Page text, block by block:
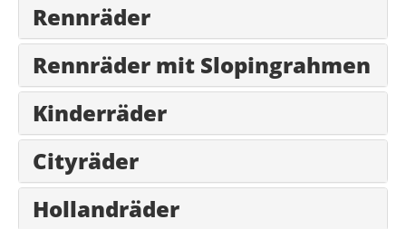
Rennräder
Rennräder mit Slopingrahmen
Kinderräder
Cityräder
Hollandräder